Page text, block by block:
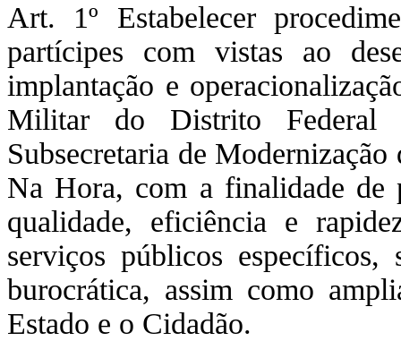
Art. 1º Estabelecer
partícipes com vistas ao
implantação e
Militar do Distrito Federal
Subsecretaria de
Na Hora, com a finalidade de
qualidade, eficiência e
serviços públicos
burocrática, assim como
Estado e o Cidadão.